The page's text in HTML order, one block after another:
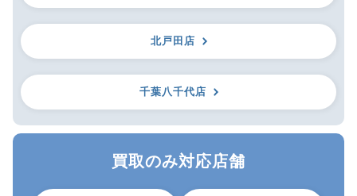
北戸田店
千葉八千代店
買取のみ対応店舗